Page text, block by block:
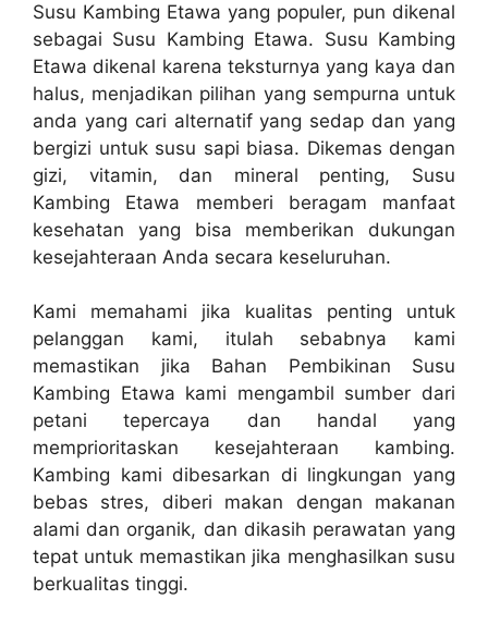
Susu Kambing Etawa yang populer, pun dikenal
sebagai Susu Kambing Etawa. Susu Kambing
Etawa dikenal karena teksturnya yang kaya dan
halus, menjadikan pilihan yang sempurna untuk
anda yang cari alternatif yang sedap dan yang
bergizi untuk susu sapi biasa. Dikemas dengan
gizi, vitamin, dan mineral penting, Susu
Kambing Etawa memberi beragam manfaat
kesehatan yang bisa memberikan dukungan
kesejahteraan Anda secara keseluruhan.
Kami memahami jika kualitas penting untuk
pelanggan kami, itulah sebabnya kami
memastikan jika Bahan Pembikinan Susu
Kambing Etawa kami mengambil sumber dari
petani tepercaya dan handal yang
memprioritaskan kesejahteraan kambing.
Kambing kami dibesarkan di lingkungan yang
bebas stres, diberi makan dengan makanan
alami dan organik, dan dikasih perawatan yang
tepat untuk memastikan jika menghasilkan susu
berkualitas tinggi.